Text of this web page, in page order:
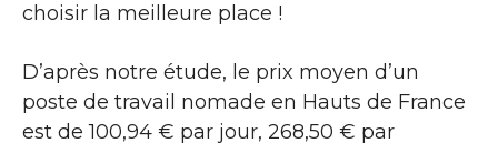
choisir la meilleure place !
D’après notre étude, le prix moyen d’un
poste de travail nomade en Hauts de France
est de 100,94 € par jour, 268,50 € par